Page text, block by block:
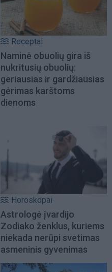
Receptai
Naminė obuolių gira iš
nukritusių obuolių:
geriausias ir gardžiausias
gėrimas karštoms
dienoms
Horoskopai
Astrologė įvardijo
Zodiako ženklus, kuriems
niekada nerūpi svetimas
asmeninis gyvenimas